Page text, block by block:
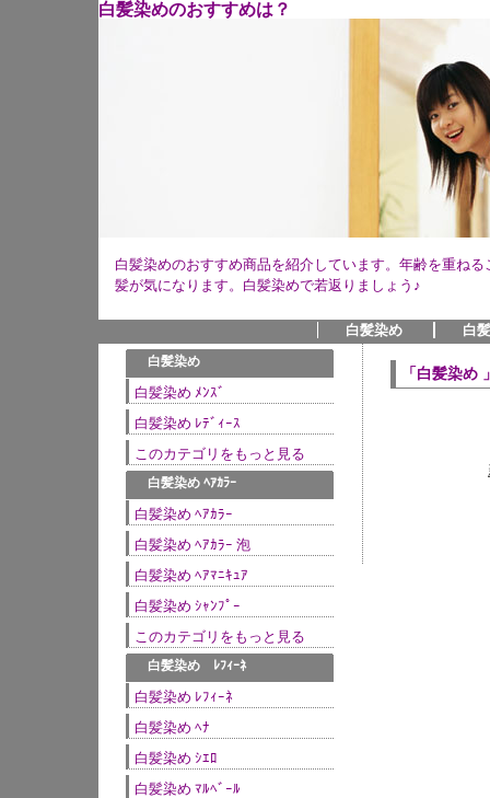
白髪染めのおすすめは？
白髪染めのおすすめ商品を紹介しています。年齢を重ねる
髪が気になります。白髪染めで若返りましょう♪
白髪染め 白
「白髪染め
白髪染め
白髪染め ﾒﾝｽﾞ
白髪染め ﾚﾃﾞｨｰｽ
このカテゴリをもっと見る
●
白髪染め ﾍｱｶﾗｰ
白髪染め ﾍｱｶﾗｰ
白髪染め ﾍｱｶﾗｰ 泡
白髪染め ﾍｱﾏﾆｷｭｱ
白髪染め ｼｬﾝﾌﾟｰ
このカテゴリをもっと見る
●
白髪染め ﾚﾌｨｰﾈ
白髪染め ﾚﾌｨｰﾈ
白髪染め ﾍﾅ
白髪染め ｼｴﾛ
白髪染め ﾏﾙﾍﾞｰﾙ